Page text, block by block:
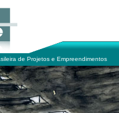
de Projetos e Empreendimentos